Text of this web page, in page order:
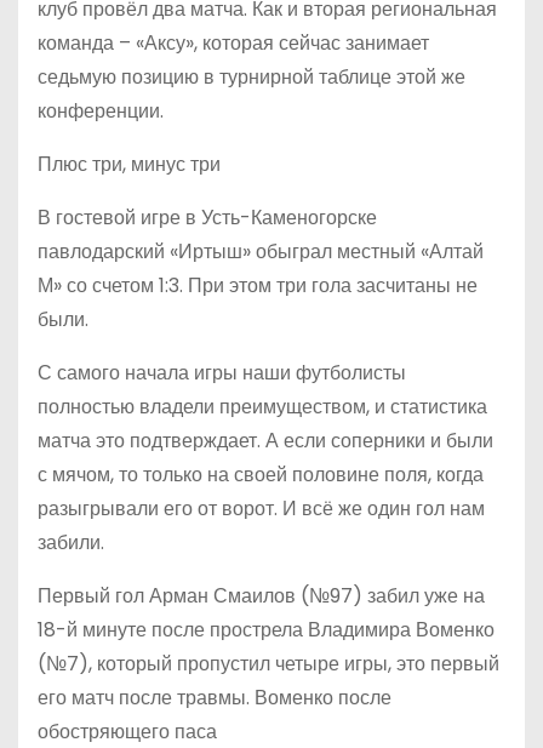
клуб провёл два матча. Как и вторая региональная
команда – «Аксу», которая сейчас занимает
седьмую позицию в турнирной таблице этой же
конференции.
Плюс три, минус три
В гостевой игре в Усть-Каменогорске
павлодарский «Иртыш» обыграл местный «Алтай
М» со счетом 1:3. При этом три гола засчитаны не
были.
С самого начала игры наши футболисты
полностью владели преимуществом, и статистика
матча это подтверждает. А если соперники и были
с мячом, то только на своей половине поля, когда
разыгрывали его от ворот. И всё же один гол нам
забили.
Первый гол Арман Смаилов (№97) забил уже на
18-й минуте после прострела Владимира Воменко
(№7), который пропустил четыре игры, это первый
его матч после травмы. Воменко после
обостряющего паса